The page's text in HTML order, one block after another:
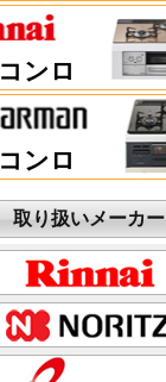
コンロ
コンロ
取り扱いメーカー